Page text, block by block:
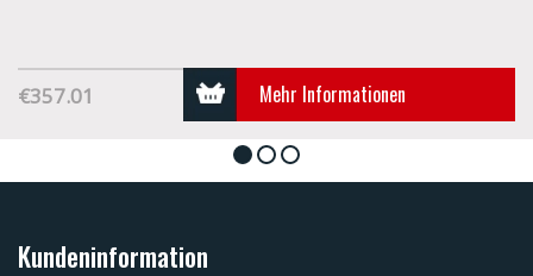
€357.01 Mehr Informationen
1 2 3
Kundeninformation